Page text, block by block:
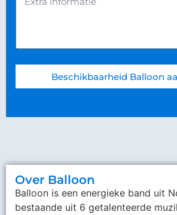
Beschikbaarheid Balloon
Over Balloon
Balloon is een energieke band uit
bestaande uit 6 getalenteerde